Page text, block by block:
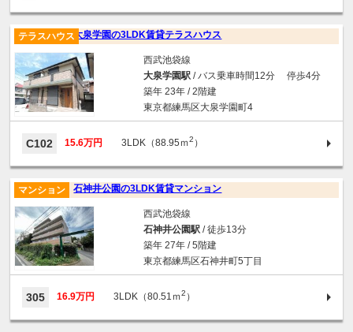
大泉学園の3LDK賃貸テラスハウス
テラスハウス
西武池袋線
大泉学園駅/ バス乗車時間12分 停歩4分
築年 23年 / 2階建
東京都練馬区大泉学園町4
C102 15.6万円 3LDK（88.95ｍ2 ）
石神井公園の3LDK賃貸マンション
マンション
西武池袋線
石神井公園駅/ 徒歩13分
築年 27年 / 5階建
東京都練馬区石神井町5丁目
305 16.9万円 3LDK（80.51ｍ2 ）